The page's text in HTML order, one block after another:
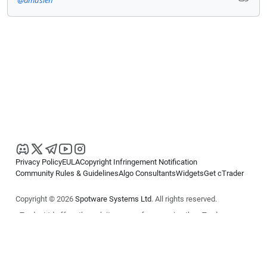
Privacy PolicyEULACopyright Infringement Notification
Community Rules & GuidelinesAlgo ConsultantsWidgetsGet cTrader
Copyright © 2026 Spotware Systems Ltd. All rights reserved.
cTrader Ltd offers through its group of companies the cTrader